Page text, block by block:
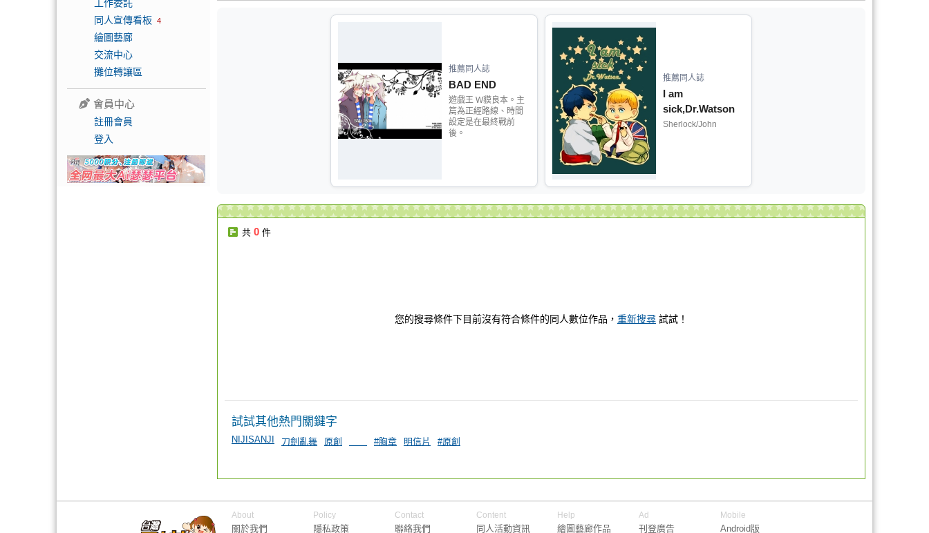
工作委託
同人宣傳看板 4
繪圖藝廊
交流中心
攤位轉讓區
會員中心
註冊會員
登入
推薦同人誌
BAD END
遊戲王 W貘良本。主
篇為正經路線、時間
設定是在最終戰前
後。
推薦同人誌
I am
sick,Dr.Watson
Sherlock/John
共 0 件
您的搜尋條件下目前沒有符合條件的同人數位作品， 重新搜尋 試試！
試試其他熱門關鍵字
NIJISANJI 刀劍亂舞 原創 #胸章 明信片 #原創
About
關於我們
Policy
隱私政策
Contact
聯絡我們
Content
同人活動資訊
Help
繪圖藝廊作品
Ad
刊登廣告
Mobile
Android版